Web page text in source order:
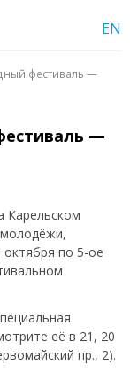
EN
фестиваль —
—
Карельском
октября по 5-ое
её в 21, 20
пр., 2).